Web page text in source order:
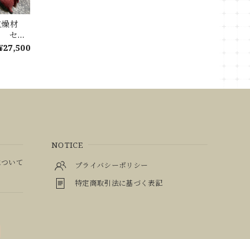
燥材
セン
いて
NOTICE
プライバシーポリシー
特定商取引法に基づく表記